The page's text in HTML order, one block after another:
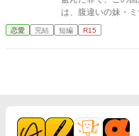
は、腹違いの妹・
れ、婚約者の第二
身一つで放り出さ
上の手触りで撫で
恋愛 完結 短編 R15